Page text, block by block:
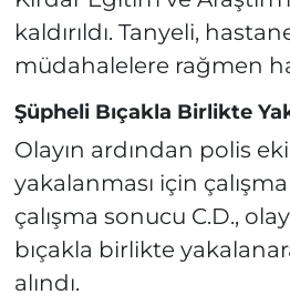
kaldırıldı. Tanyeli,
müdahalelere rağmen
Şüpheli Bıçakla Birlikte
Olayın ardından polis
yakalanması için
çalışma sonucu C.D.,
bıçakla birlikte
alındı.